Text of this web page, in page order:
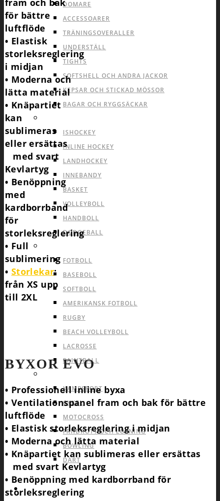
DOMARE
ACCESSOARER
TRÄNINGSOVERALLER
UNDERSTÄLL
TIGHTS
SOFTSHELL OCH ANDRA JACKOR
KEPSAR OCH STICKAD MÖSSOR
BAGAR OCH RYGGSÄCKAR
ISHOCKEY
INLINE HOCKEY
LANDHOCKEY
INNEBANDY
BASKET
VOLLEYBOLL
HANDBOLL
DODGEBALL
FOTBOLL
BASEBOLL
SOFTBOLL
AMERIKANSK FOTBOLL
RUGBY
BEACH VOLLEYBOLL
LACROSSE
PAINTBALL
KAMPSPORT
CYKEL
MOTOCROSS
FRIIDROTT OCH LÖPNING
BOWLING
DART
INFO
för bättre
luftflöde
• Elastisk
storleksreglering
i midjan
• Moderna och
lätta material
• Knäpartiet
kan
sublimeras
eller ersättas
med svart
Kevlartyg
• Benöppning
med
kardborrband
för
storleksreglering
• Full
sublimering
• Storlekar:
från XS upp
till 2XL
BYXOR EVO
• Professionell inline byxa
• Ventilationspanel fram och bak för bättre
luftflöde
• Elastisk storleksreglering i midjan
• Moderna och lätta material
• Knäpartiet kan sublimeras eller ersättas
med svart Kevlartyg
• Benöppning med kardborrband för
storleksreglering